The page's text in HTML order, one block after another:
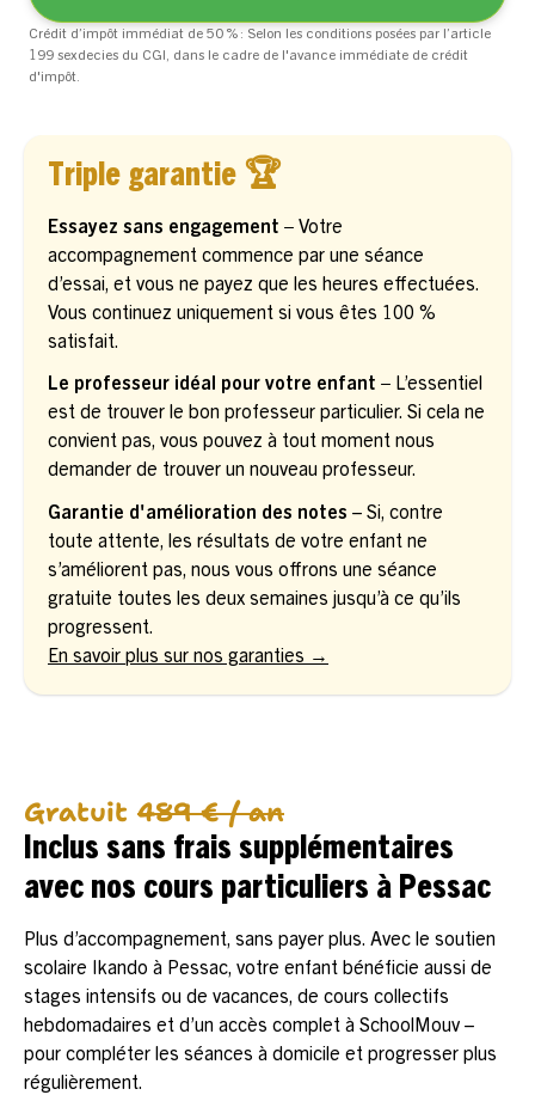
Crédit d’impôt immédiat de 50 % : Selon les conditions posées par l’article
199 sexdecies du CGI, dans le cadre de l'avance immédiate de crédit
d'impôt.
Triple garantie 🏆
Essayez sans engagement – Votre
accompagnement commence par une séance
d’essai, et vous ne payez que les heures effectuées.
Vous continuez uniquement si vous êtes 100 %
satisfait.
Le professeur idéal pour votre enfant – L’essentiel
est de trouver le bon professeur particulier. Si cela ne
convient pas, vous pouvez à tout moment nous
demander de trouver un nouveau professeur.
Garantie d'amélioration des notes – Si, contre
toute attente, les résultats de votre enfant ne
s’améliorent pas, nous vous offrons une séance
gratuite toutes les deux semaines jusqu’à ce qu’ils
progressent.
En savoir plus sur nos garanties →
Gratuit 489 € / an
Inclus sans frais supplémentaires
avec nos cours particuliers à Pessac
Plus d’accompagnement, sans payer plus. Avec le soutien
scolaire Ikando à Pessac, votre enfant bénéficie aussi de
stages intensifs ou de vacances, de cours collectifs
hebdomadaires et d’un accès complet à SchoolMouv –
pour compléter les séances à domicile et progresser plus
régulièrement.